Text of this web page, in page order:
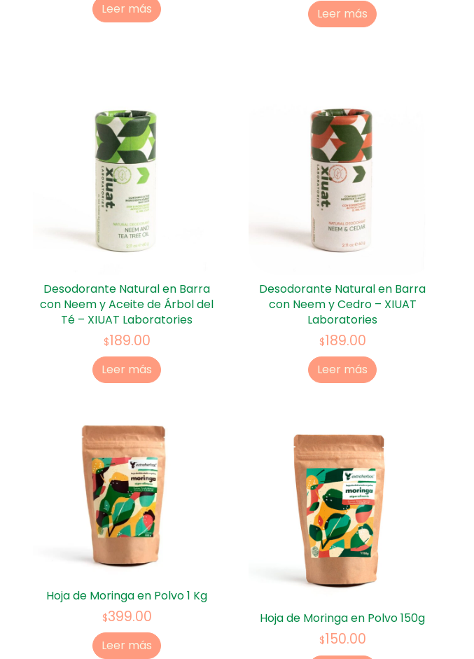
Leer más Leer más
Desodorante Natural en Barra
con Neem y Aceite de Árbol del
Té – XIUAT Laboratories
$189.00
Leer más
Desodorante Natural en Barra
con Neem y Cedro – XIUAT
Laboratories
$189.00
Leer más
Hoja de Moringa en Polvo 1 Kg
$399.00
Leer más
Hoja de Moringa en Polvo 150g
$150.00